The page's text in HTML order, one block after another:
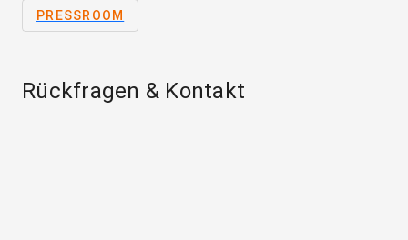
PRESSROOM
Rückfragen & Kontakt